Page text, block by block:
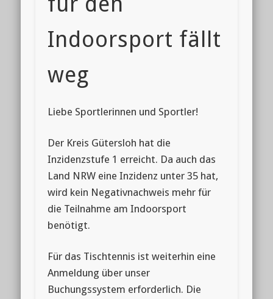
Indoorsport fällt
weg
Liebe Sportlerinnen und Sportler!
Der Kreis Gütersloh hat die
Inzidenzstufe 1 erreicht. Da auch das
Land NRW eine Inzidenz unter 35 hat,
wird kein Negativnachweis mehr für
die Teilnahme am Indoorsport
benötigt.
Für das Tischtennis ist weiterhin eine
Anmeldung über unser
Buchungssystem erforderlich. Die